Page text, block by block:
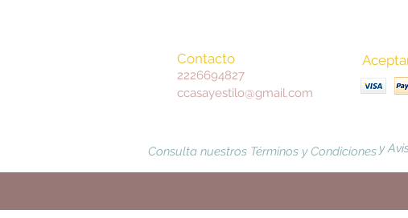
Contacto
2226694827
ccasayestilo@gmail.com
Consulta nuestros Términos y Condiciones y